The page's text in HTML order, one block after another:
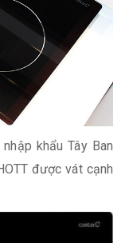
khẩu Tây Ban
được vát cạnh